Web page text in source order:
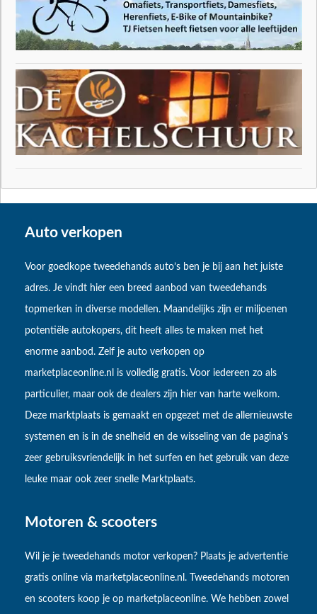
Auto verkopen
Voor goedkope tweedehands auto’s ben je bij aan het juiste
adres. Je vindt hier een breed aanbod van tweedehands
topmerken in diverse modellen. Maandelijks zijn er miljoenen
potentiële autokopers, dit heeft alles te maken met het
enorme aanbod. Zelf je auto verkopen op
marketplaceonline.nl is volledig gratis. Voor iedereen zo als
particulier, maar ook de dealers zijn hier van harte welkom.
Deze marktplaats is gemaakt en opgezet met de allernieuwste
systemen en is in de snelheid en de wisseling van de pagina's
zeer gebruiksvriendelijk in het surfen en het gebruik van deze
leuke maar ook zeer snelle Marktplaats.
Motoren & scooters
Wil je je tweedehands motor verkopen? Plaats je advertentie
gratis online via marketplaceonline.nl. Tweedehands motoren
en scooters koop je op marketplaceonline. We hebben zowel